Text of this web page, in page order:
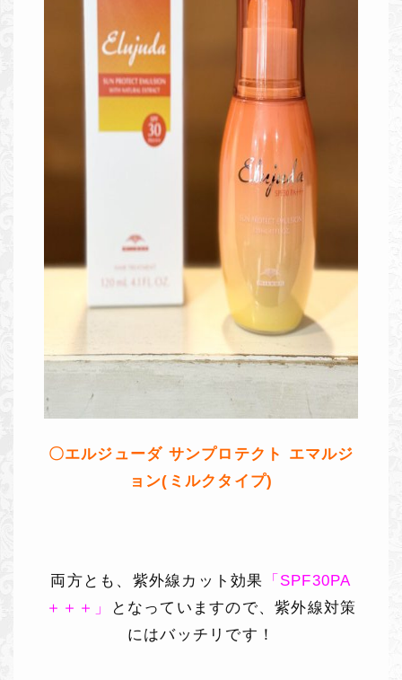
〇エルジューダ サンプロテクト エマルジ
ョン(ミルクタイプ)
両方とも、紫外線カット効果
「SPF30PA
＋＋＋」
となっていますので、紫外線対策
にはバッチリです！